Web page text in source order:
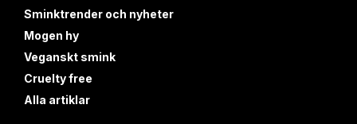
Sminktrender och nyheter
Mogen hy
Veganskt smink
Cruelty free
Alla artiklar